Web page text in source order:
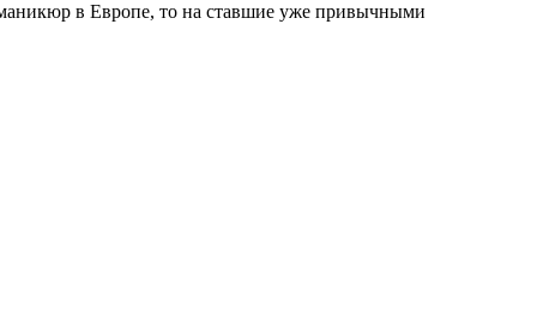
в Европе, то на ставшие уже привычными